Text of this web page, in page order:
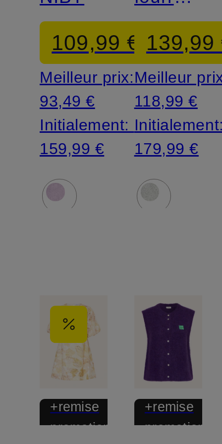
109,99 €
Meilleur prix:
93,49 €
Initialement:
159,99 €
139,99
Meilleur
118,99 €
179,99 €
+remise
promotionnelle
+remise